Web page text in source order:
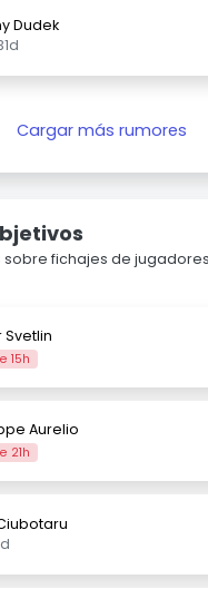
Dudek
Cargar más rumores
sobre fichajes de
Svetlin
15h
Aurelio
21h